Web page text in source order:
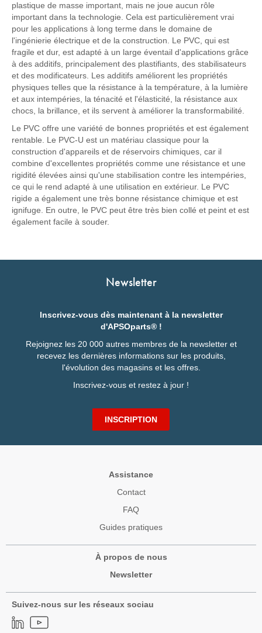
plastique de masse important, mais ne joue aucun rôle
important dans la technologie. Cela est particulièrement vrai
pour les applications à long terme dans le domaine de
l'ingénierie électrique et de la construction. Le PVC, qui est
fragile et dur, est adapté à un large éventail d'applications grâce
à des additifs, principalement des plastifiants, des stabilisateurs
et des modificateurs. Les additifs améliorent les propriétés
physiques telles que la résistance à la température, à la lumière
et aux intempéries, la ténacité et l'élasticité, la résistance aux
chocs, la brillance, et ils servent à améliorer la transformabilité.
Le PVC offre une variété de bonnes propriétés et est également
rentable. Le PVC-U est un matériau classique pour la
construction d'appareils et de réservoirs chimiques, car il
combine d'excellentes propriétés comme une résistance et une
rigidité élevées ainsi qu'une stabilisation contre les intempéries,
ce qui le rend adapté à une utilisation en extérieur. Le PVC
rigide a également une très bonne résistance chimique et est
ignifuge. En outre, le PVC peut être très bien collé et peint et est
également facile à souder.
Newsletter
Inscrivez-vous dès maintenant à la newsletter
d'APSOparts® !
Rejoignez les 20 000 autres membres de la newsletter et
recevez les dernières informations sur les produits,
l'évolution des magasins et les offres.
Inscrivez-vous et restez à jour !
INSCRIPTION
Assistance
Contact
FAQ
Guides pratiques
À propos de nous
Newsletter
Suivez-nous sur les réseaux sociau